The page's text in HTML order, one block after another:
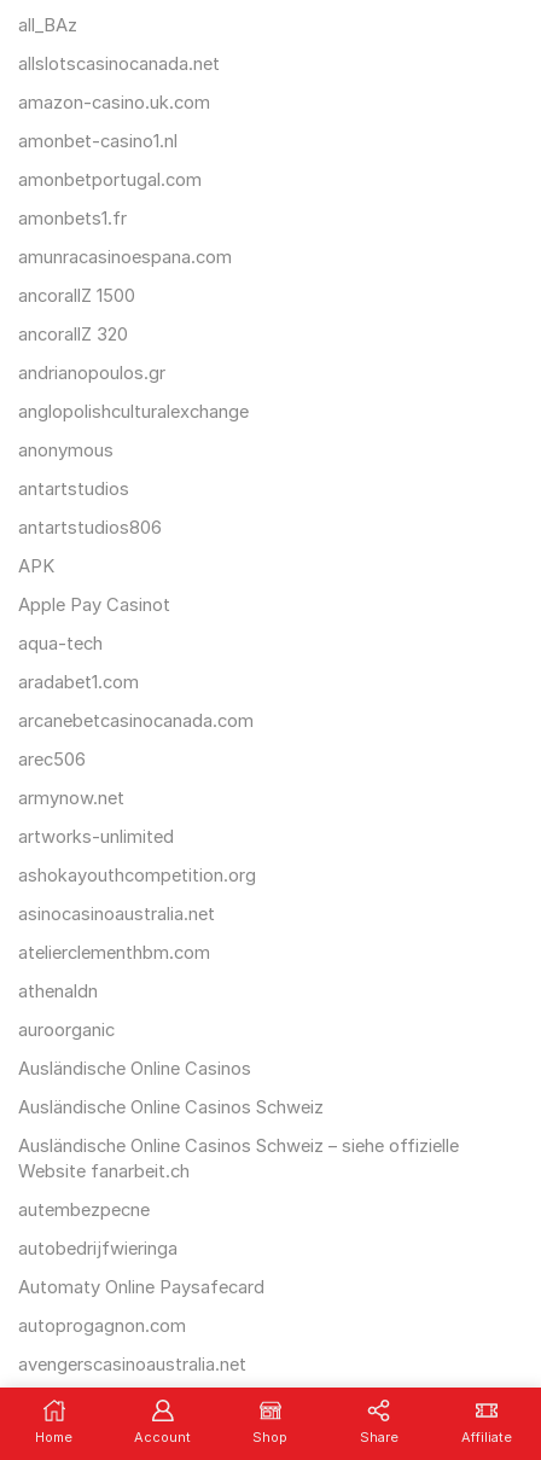
all_BAz
allslotscasinocanada.net
amazon-casino.uk.com
amonbet-casino1.nl
amonbetportugal.com
amonbets1.fr
amunracasinoespana.com
ancorallZ 1500
ancorallZ 320
andrianopoulos.gr
anglopolishculturalexchange
anonymous
antartstudios
antartstudios806
APK
Apple Pay Casinot
aqua-tech
aradabet1.com
arcanebetcasinocanada.com
arec506
armynow.net
artworks-unlimited
ashokayouthcompetition.org
asinocasinoaustralia.net
atelierclementhbm.com
athenaldn
auroorganic
Ausländische Online Casinos
Ausländische Online Casinos Schweiz
Ausländische Online Casinos Schweiz – siehe offizielle
Website fanarbeit.ch
autembezpecne
autobedrijfwieringa
Automaty Online Paysafecard
autoprogagnon.com
avengerscasinoaustralia.net
aviamasters-casinos
aviamasters2.es
Home Account Shop Share Affiliate